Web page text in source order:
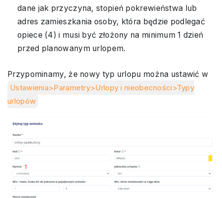
dane jak przyczyna, stopień pokrewieństwa lub
adres zamieszkania osoby, która będzie podlegać
opiece (4) i musi być złożony na minimum 1 dzień
przed planowanym urlopem.
Przypominamy, że nowy typ urlopu można ustawić w
Ustawienia>Parametry>Urlopy i nieobecności>Typy
urlopów